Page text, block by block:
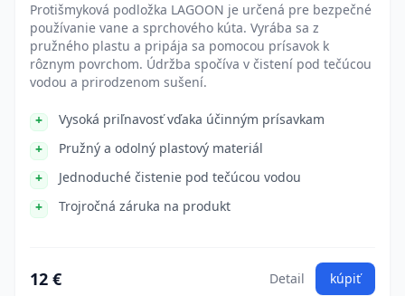
Protišmyková podložka LAGOON je určená pre bezpečné
používanie vane a sprchového kúta. Vyrába sa z
pružného plastu a pripája sa pomocou prísavok k
rôznym povrchom. Údržba spočíva v čistení pod tečúcou
vodou a prirodzenom sušení.
Vysoká priľnavosť vďaka účinným prísavkam
Pružný a odolný plastový materiál
Jednoduché čistenie pod tečúcou vodou
Trojročná záruka na produkt
12 € Detail kúpiť